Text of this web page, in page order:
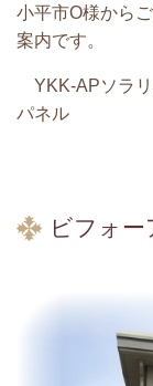
小平市O様から
案内です。
YKK-APソラ
パネル
ビフォー